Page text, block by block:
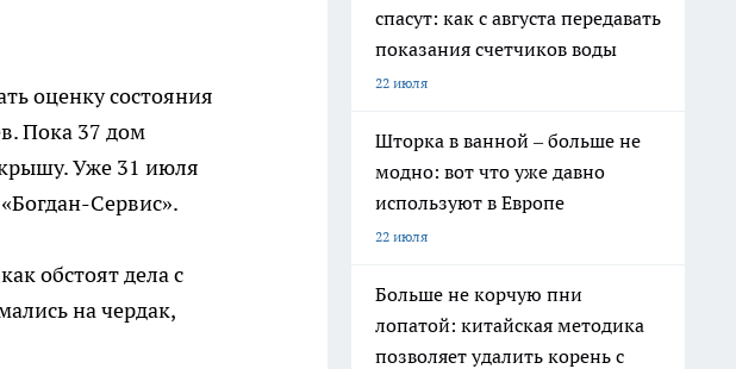
оценку состояния
Пока 37 дом
Уже 31 июля
Сервис».
обстоят дела с
на чердак,
спасут: как с августа передавать
показания счетчиков воды
22 июля
Шторка в ванной – больше не
модно: вот что уже давно
используют в Европе
22 июля
Больше не корчую пни
лопатой: китайская методика
позволяет удалить корень с